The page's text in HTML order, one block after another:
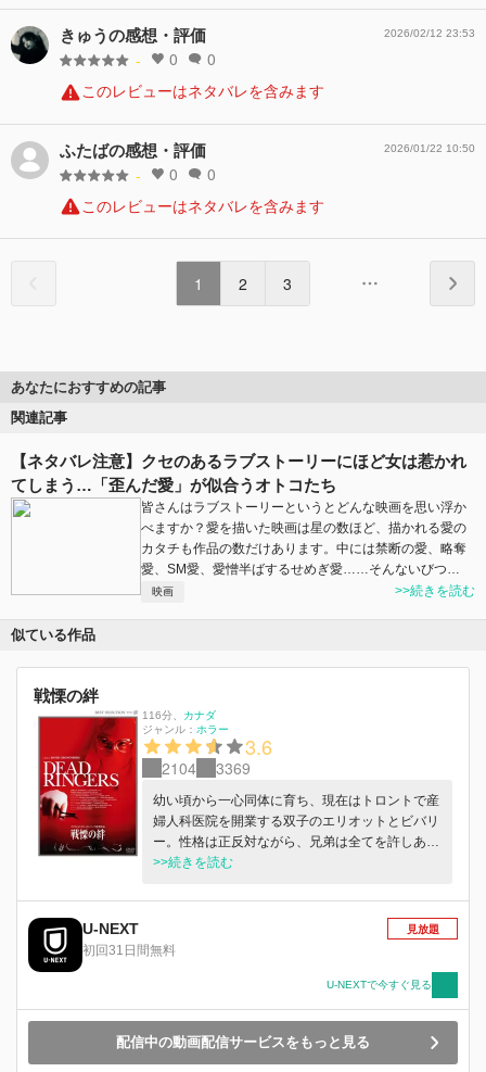
きゅうの感想・評価
- 0 0
2026/02/12 23:53
このレビューはネタバレを含みます
ふたばの感想・評価
- 0 0
2026/01/22 10:50
このレビューはネタバレを含みます
1 2 3
あなたにおすすめの記事
関連記事
【ネタバレ注意】クセのあるラブストーリーにほど女は惹かれ
てしまう…「歪んだ愛」が似合うオトコたち
皆さんはラブストーリーというとどんな映画を思い浮か
べますか？愛を描いた映画は星の数ほど、描かれる愛の
カタチも作品の数だけあります。中には禁断の愛、略奪
愛、SM愛、愛憎半ばするせめぎ愛……そんないびつ…
映画 >>続きを読む
似ている作品
戦慄の絆
116分
カナダ
ジャンル： ホラー
3.6
2104 3369
幼い頃から一心同体に育ち、現在はトロントで産
婦人科医院を開業する双子のエリオットとビバリ
ー。性格は正反対ながら、兄弟は全てを許しあっ
てきた。しかし、クレアという女性患者との出会
崩していく。
>>続きを読む
U-NEXT
初回31日間無料
見放題
U-NEXTで今すぐ見る
配信中の動画配信サービスをもっと見る